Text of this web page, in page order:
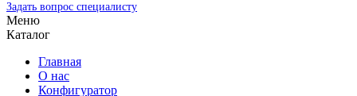
Задать вопрос специалисту
Меню
Каталог
Главная
О нас
Конфигуратор